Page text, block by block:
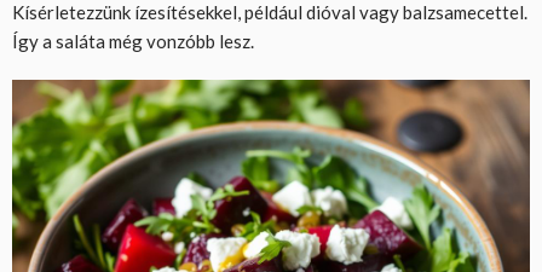
Kísérletezzünk ízesítésekkel, például dióval vagy balzsamecettel.
Így a saláta még vonzóbb lesz.